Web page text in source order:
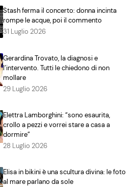
Stash ferma il concerto: donna incinta
rompe le acque, poi il commento
31 Luglio 2026
Gerardina Trovato, la diagnosi e
l’intervento. Tutti le chiedono di non
mollare
29 Luglio 2026
Elettra Lamborghini: “sono esaurita,
crollo a pezzi e vorrei stare a casa a
dormire”
28 Luglio 2026
Elisa in bikini è una scultura divina: le foto
al mare parlano da sole